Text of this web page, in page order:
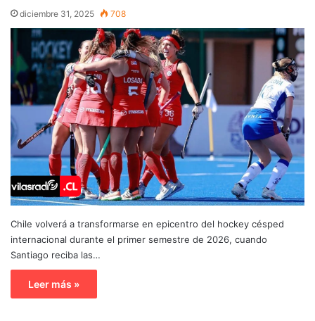
diciembre 31, 2025 708
Chile volverá a transformarse en epicentro del hockey césped
internacional durante el primer semestre de 2026, cuando
Santiago reciba las…
Leer más »